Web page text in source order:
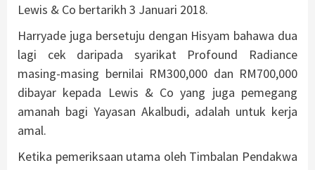
Lewis & Co bertarikh 3 Januari 2018.
Harryade juga bersetuju dengan Hisyam bahawa dua
lagi cek daripada syarikat Profound Radiance
masing-masing bernilai RM300,000 dan RM700,000
dibayar kepada Lewis & Co yang juga pemegang
amanah bagi Yayasan Akalbudi, adalah untuk kerja
amal.
Ketika pemeriksaan utama oleh Timbalan Pendakwa